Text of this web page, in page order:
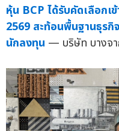
หุ้น BCP ได้รับคัดเลือกเ
2569 สะท้อนพื้นฐานธุรกิ
นักลงทุน — บริษัท บางจา